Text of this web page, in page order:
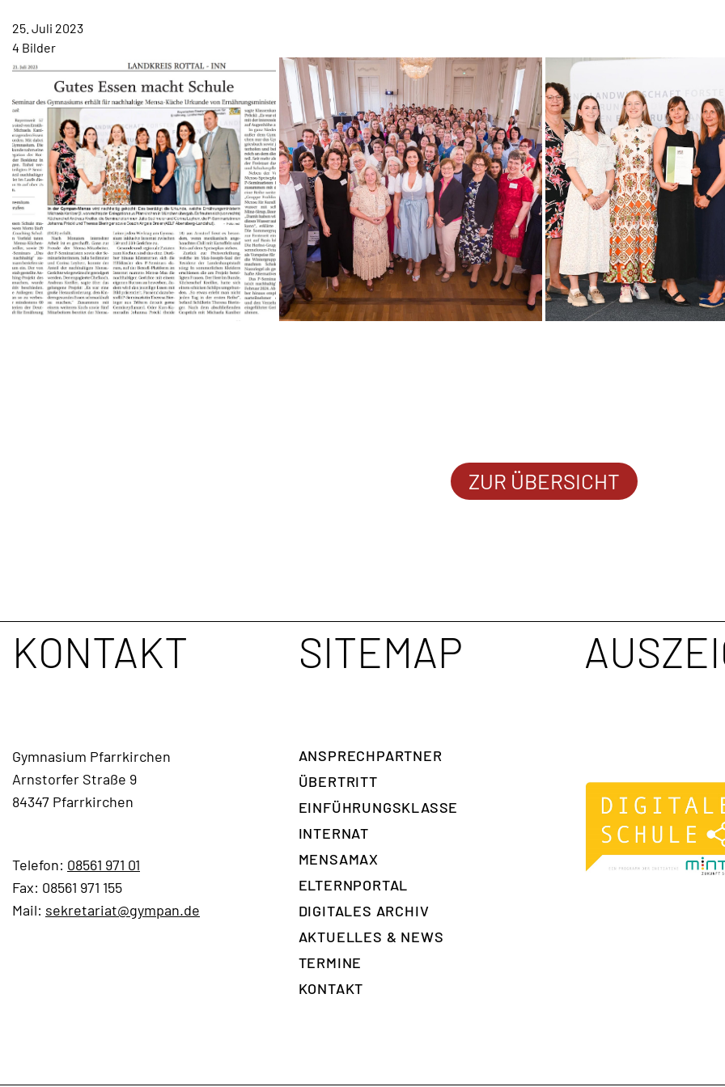
EINFÜHRUNGSKLASSE
25. Juli 2023
4 Bilder
ZUR ÜBERSICHT
KONTAKT
Gymnasium Pfarrkirchen
Arnstorfer Straße 9
84347 Pfarrkirchen
Telefon: 08561 971 01
Fax: 08561 971 155
Mail: sekretariat@gympan.de
SITEMAP
ANSPRECH­PARTNER
ÜBERTRITT
EINFÜHRUNGSKLASSE
INTERNAT
MENSAMAX
ELTERNPORTAL
DIGITALES ARCHIV
AKTUELLES & NEWS
TERMINE
KONTAKT